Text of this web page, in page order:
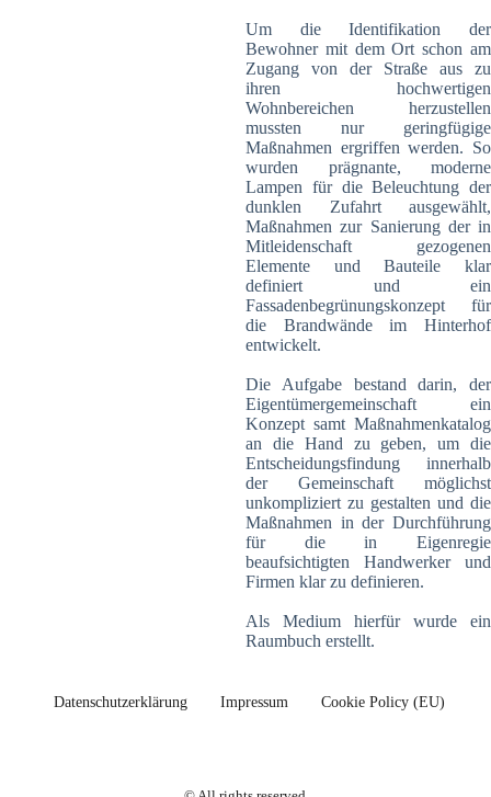
Um die Identifikation der
Bewohner mit dem Ort schon am
Zugang von der Straße aus zu
ihren hochwertigen
Wohnbereichen herzustellen
mussten nur geringfügige
Maßnahmen ergriffen werden. So
wurden prägnante, moderne
Lampen für die Beleuchtung der
dunklen Zufahrt ausgewählt,
Maßnahmen zur Sanierung der in
Mitleidenschaft gezogenen
Elemente und Bauteile klar
definiert und ein
Fassadenbegrünungskonzept für
die Brandwände im Hinterhof
entwickelt.
Die Aufgabe bestand darin, der
Eigentümergemeinschaft ein
Konzept samt Maßnahmenkatalog
an die Hand zu geben, um die
Entscheidungsfindung innerhalb
der Gemeinschaft möglichst
unkompliziert zu gestalten und die
Maßnahmen in der Durchführung
für die in Eigenregie
beaufsichtigten Handwerker und
Firmen klar zu definieren.
Als Medium hierfür wurde ein
Raumbuch erstellt.
Datenschutzerklärung Impressum Cookie Policy (EU)